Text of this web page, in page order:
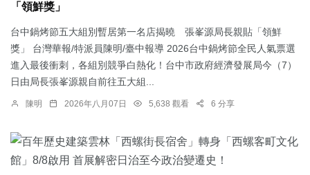
「領鮮獎」
台中鍋烤節五大組別暫居第一名店揭曉 張峯源局長親貼「領鮮
獎」 台灣華報/特派員陳明/臺中報導 2026台中鍋烤節全民人氣票選
進入最後衝刺，各組別競爭白熱化！台中市政府經濟發展局今（7）
日由局長張峯源親自前往五大組...
陳明 2026年八月07日 5,638 觀看 6 分享